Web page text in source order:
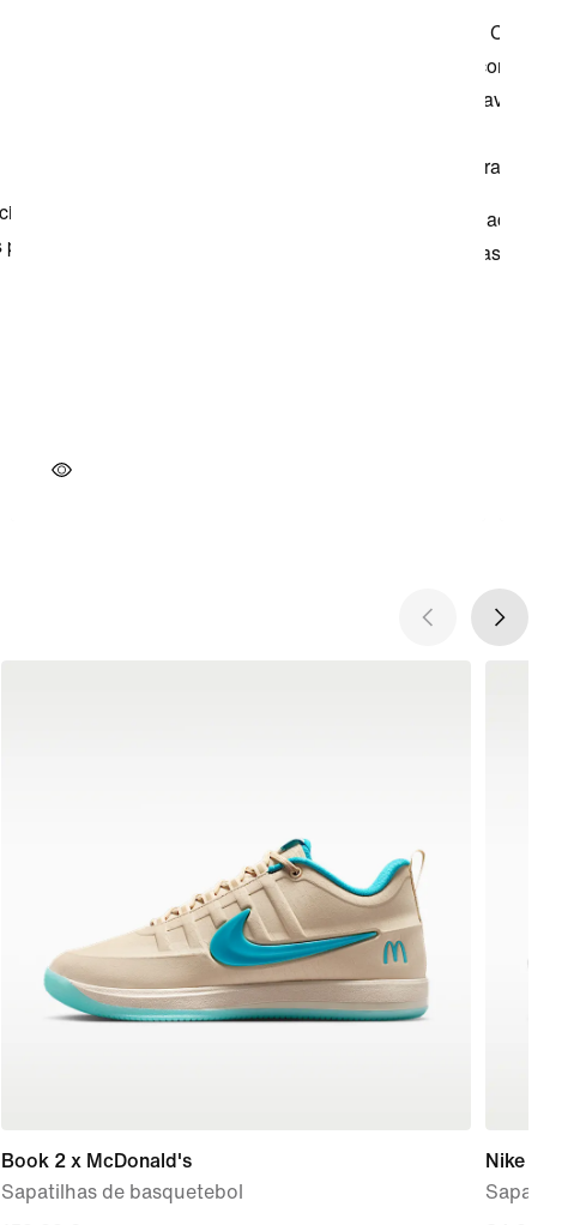
Book 2 x McDonald's
Sapatilhas de basquetebol
Nike